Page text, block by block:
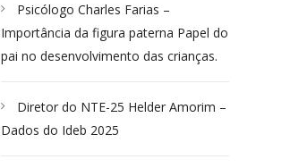
Psicólogo Charles Farias –
Importância da figura paterna Papel do
pai no desenvolvimento das crianças.
Diretor do NTE-25 Helder Amorim –
Dados do Ideb 2025